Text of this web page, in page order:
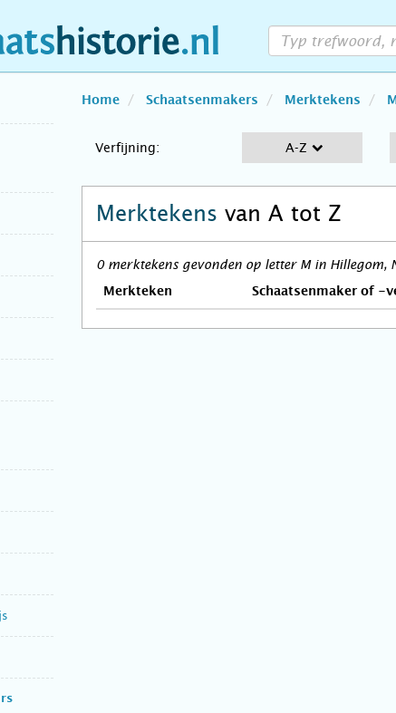
Home Schaatsenmakers Merktekens
Verfijning: A-Z
Merktekens van A tot Z
0 merktekens gevonden op letter M in Hillegom,
Merkteken Schaatsenmaker of -